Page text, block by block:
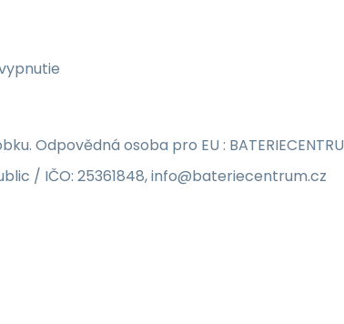
Odpovědná osoba pro EU :
/ IČO: 25361848, info@bateriecentrum.cz